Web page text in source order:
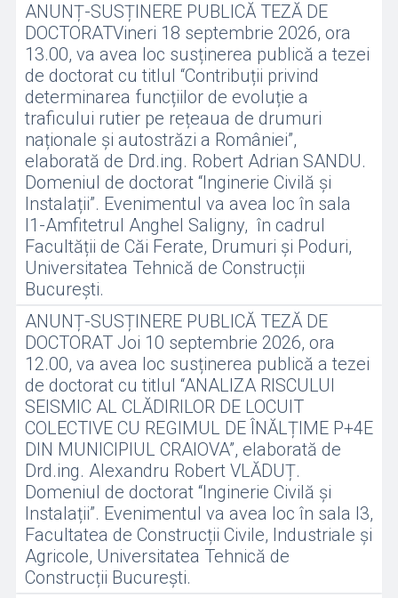
ANUNȚ-SUSȚINERE PUBLICĂ TEZĂ DE
DOCTORATVineri 18 septembrie 2026, ora
13.00, va avea loc susținerea publică a tezei
de doctorat cu titlul “Contribuții privind
determinarea funcțiilor de evoluție a
traficului rutier pe rețeaua de drumuri
naționale și autostrăzi a României”,
elaborată de Drd.ing. Robert Adrian SANDU.
Domeniul de doctorat “Inginerie Civilă și
Instalații”. Evenimentul va avea loc în sala
I1-Amfitetrul Anghel Saligny, în cadrul
Facultății de Căi Ferate, Drumuri și Poduri,
Universitatea Tehnică de Construcții
București.
ANUNȚ-SUSȚINERE PUBLICĂ TEZĂ DE
DOCTORAT Joi 10 septembrie 2026, ora
12.00, va avea loc susținerea publică a tezei
de doctorat cu titlul “ANALIZA RISCULUI
SEISMIC AL CLĂDIRILOR DE LOCUIT
COLECTIVE CU REGIMUL DE ÎNĂLȚIME P+4E
DIN MUNICIPIUL CRAIOVA”, elaborată de
Drd.ing. Alexandru Robert VLĂDUȚ.
Domeniul de doctorat “Inginerie Civilă și
Instalații”. Evenimentul va avea loc în sala I3,
Facultatea de Construcții Civile, Industriale și
Agricole, Universitatea Tehnică de
Construcții București.